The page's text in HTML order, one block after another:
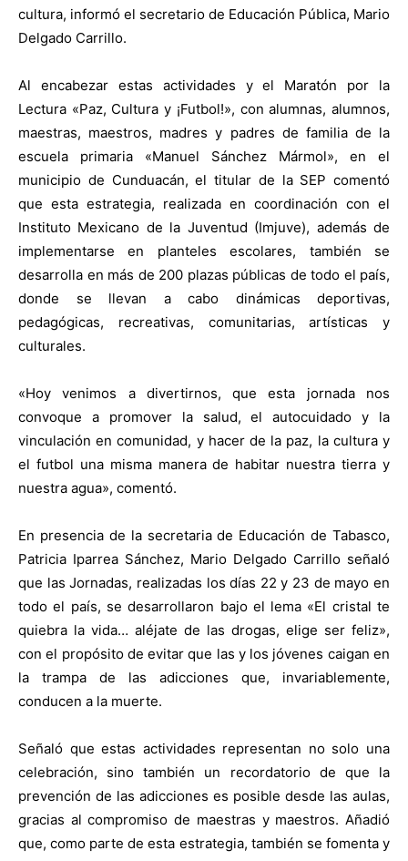
cultura, informó el secretario de Educación Pública, Mario
Delgado Carrillo.
Al encabezar estas actividades y el Maratón por la
Lectura «Paz, Cultura y ¡Futbol!», con alumnas, alumnos,
maestras, maestros, madres y padres de familia de la
escuela primaria «Manuel Sánchez Mármol», en el
municipio de Cunduacán, el titular de la SEP comentó
que esta estrategia, realizada en coordinación con el
Instituto Mexicano de la Juventud (Imjuve), además de
implementarse en planteles escolares, también se
desarrolla en más de 200 plazas públicas de todo el país,
donde se llevan a cabo dinámicas deportivas,
pedagógicas, recreativas, comunitarias, artísticas y
culturales.
«Hoy venimos a divertirnos, que esta jornada nos
convoque a promover la salud, el autocuidado y la
vinculación en comunidad, y hacer de la paz, la cultura y
el futbol una misma manera de habitar nuestra tierra y
nuestra agua», comentó.
En presencia de la secretaria de Educación de Tabasco,
Patricia Iparrea Sánchez, Mario Delgado Carrillo señaló
que las Jornadas, realizadas los días 22 y 23 de mayo en
todo el país, se desarrollaron bajo el lema «El cristal te
quiebra la vida… aléjate de las drogas, elige ser feliz»,
con el propósito de evitar que las y los jóvenes caigan en
la trampa de las adicciones que, invariablemente,
conducen a la muerte.
Señaló que estas actividades representan no solo una
celebración, sino también un recordatorio de que la
prevención de las adicciones es posible desde las aulas,
gracias al compromiso de maestras y maestros. Añadió
que, como parte de esta estrategia, también se fomenta y